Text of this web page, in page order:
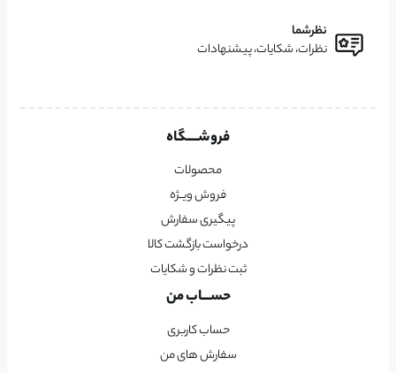
نظرشما
نظرات، شکایات، پیشنهادات
فروشــــگاه
محصولات
فروش ویــژه
پیگیری سفارش
درخواست بازگشت کالا
ثبت نظرات و شکایات
حســـاب من
حساب کاربری
سفارش های من